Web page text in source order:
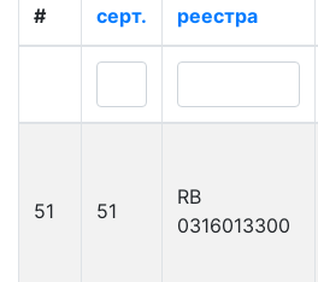
#
серт.
реестра
51 51
RB
0316013300